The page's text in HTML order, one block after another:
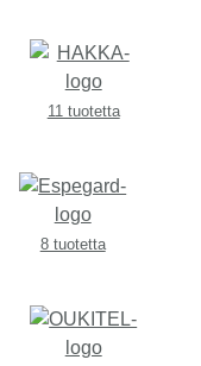
11 tuotetta
8 tuotetta